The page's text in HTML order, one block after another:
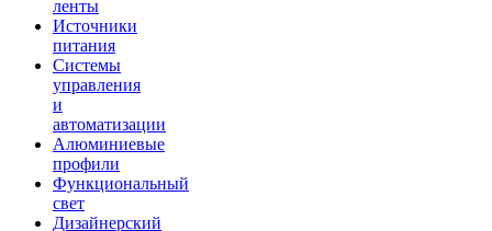
ленты
Источники
питания
Системы
управления
и
автоматизации
Алюминиевые
профили
Функциональный
свет
Дизайнерский